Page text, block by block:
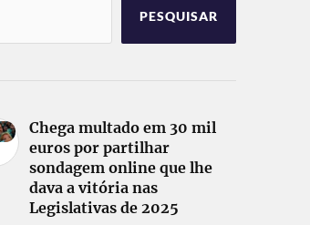
PESQUISAR
Chega multado em 30 mil
euros por partilhar
sondagem online que lhe
dava a vitória nas
Legislativas de 2025